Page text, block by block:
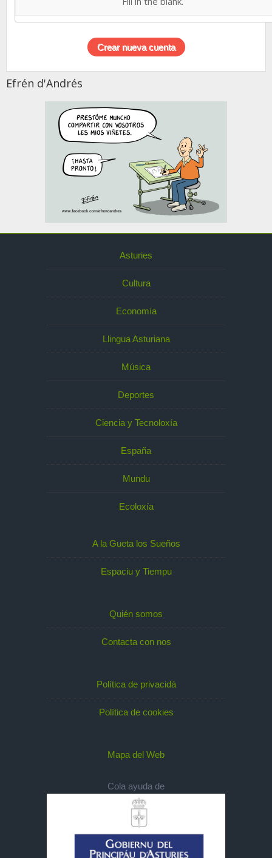
Efrén d'Andrés
Asturies
Cultura
Economía
Llingua Asturiana
Música
Deportes
Ciencia y Tecnoloxía
España
Mundu
Ecoloxía
A la Gueta los Sueños
Espaciu y Tiempu
Quién somos
Contacta con nos
Política de privacidá
Política de cookies
Mapa del Web
Cola ayuda de